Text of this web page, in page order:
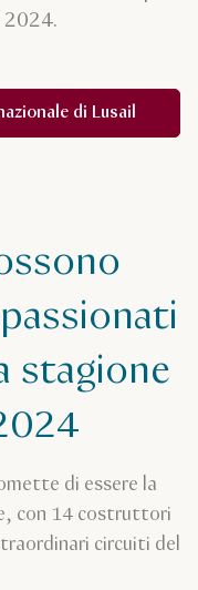
di Lusail
stagione
di essere la
con 14 costruttori
circuiti del